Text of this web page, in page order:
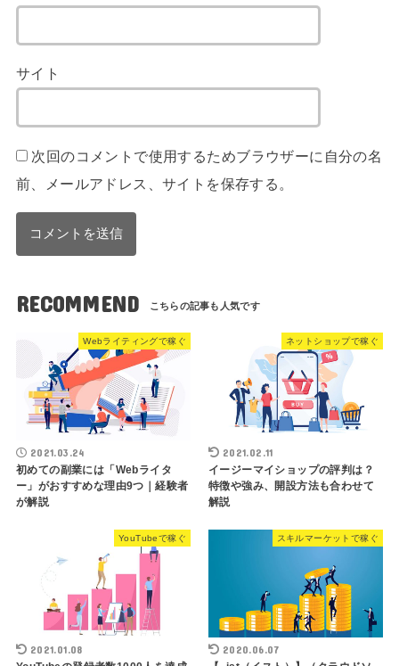
サイト
次回のコメントで使用するためブラウザーに自分の名
前、メールアドレス、サイトを保存する。
RECOMMEND
Webライティングで稼ぐ
2021.03.24
初めての副業には「Webライタ
ー」がおすすめな理由9つ｜経験者
が解説
ネットショップで稼ぐ
2021.02.11
イージーマイショップの評判は？
特徴や強み、開設方法も合わせて
解説
YouTubeで稼ぐ
2021.01.08
スキルマーケットで稼ぐ
2020.06.07